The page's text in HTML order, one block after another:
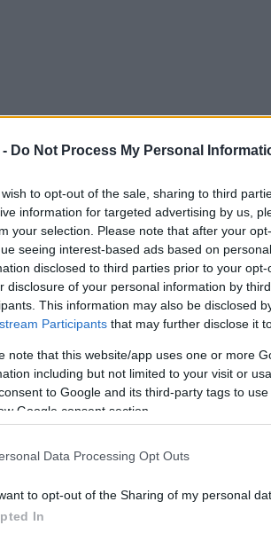
- Do Not Process My Personal
to opt-out of the sale, sharing to third
information for targeted advertising by us,
your selection. Please note that after your
seeing interest-based ads based on
disclosed to third parties prior to your
disclosure of your personal information by
This information may also be disclosed
Participants that may further disclose it
note that this website/app uses one or more
including but not limited to your visit or
to Google and its third-party tags to
Google consent section.
Data Processing Opt Outs
to opt-out of the Sharing of my personal
In